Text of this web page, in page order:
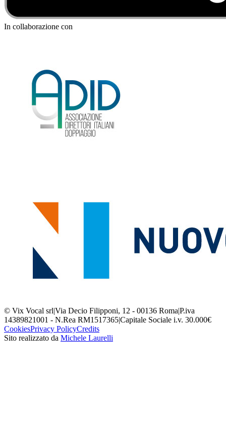
In collaborazione con
© Vix Vocal srl|Via Decio Filipponi, 12 - 00136 Roma|P.iva
14389821001 - N.Rea RM1517365|Capitale Sociale i.v. 30.000€
CookiesPrivacy PolicyCredits
Sito realizzato da Michele Laurelli